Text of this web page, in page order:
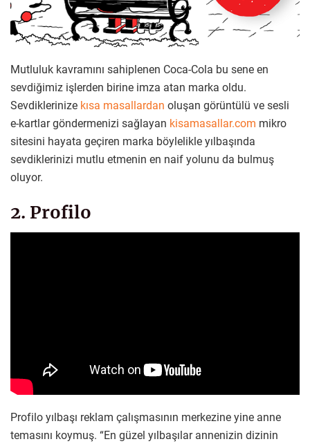
Mutluluk kavramını sahiplenen Coca-Cola bu sene en
sevdiğimiz işlerden birine imza atan marka oldu.
Sevdiklerinize kısa masallardan oluşan görüntülü ve sesli
e-kartlar göndermenizi sağlayan kisamasallar.com mikro
sitesini hayata geçiren marka böylelikle yılbaşında
sevdiklerinizi mutlu etmenin en naif yolunu da bulmuş
oluyor.
2. Profilo
Profilo yılbaşı reklam çalışmasının merkezine yine anne
temasını koymuş. “En güzel yılbaşılar annenizin dizinin